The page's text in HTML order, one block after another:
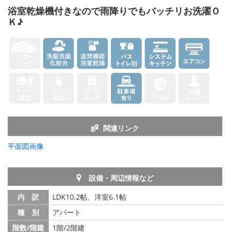
浴室乾燥機付きなので雨降りでもバッチリお洗濯Ｏ
Ｋ♪
関連リンク
平面図画像
設備・周辺情報など
内 訳
LDK10.2帖、洋室6.1帖
種 別
アパート
階数/階建
1階/2階建